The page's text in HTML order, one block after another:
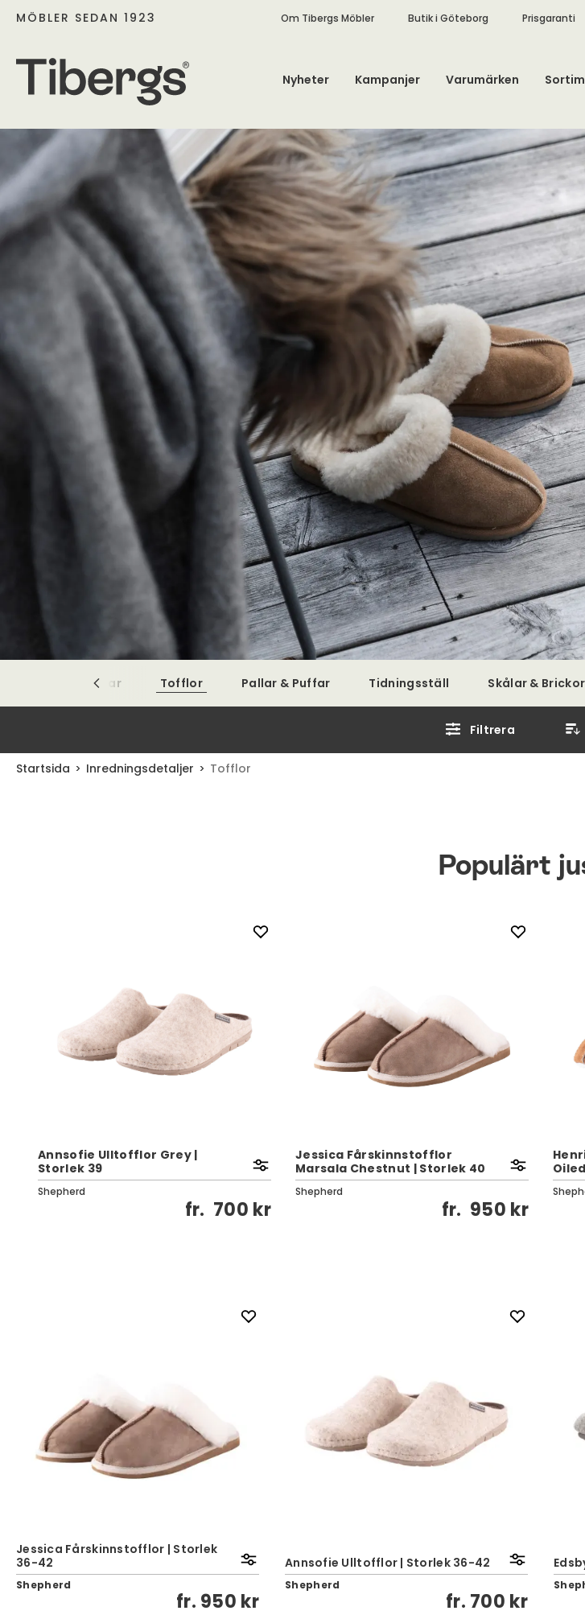
MÖBLER SEDAN 1923 Om Tibergs Möbler Butik i Göteborg Prisgaranti
Nyheter Kampanjer Varumärken
Kuddar Tofflor Pallar & Puffar Tidningsställ Skålar & Brickor
Filtrera
Startsida Inredningsdetaljer Tofflor
Populärt
Annsofie Ulltofflor Grey |
Storlek 39
Shepherd
fr. 700 kr
Jessica Fårskinnstofflor
Marsala Chestnut | Storlek 40
Shepherd
fr. 950 kr
Jessica Fårskinnstofflor | Storlek
36-42
Shepherd
fr. 950 kr
Annsofie Ulltofflor | Storlek 36-42
Shepherd
fr. 700 kr